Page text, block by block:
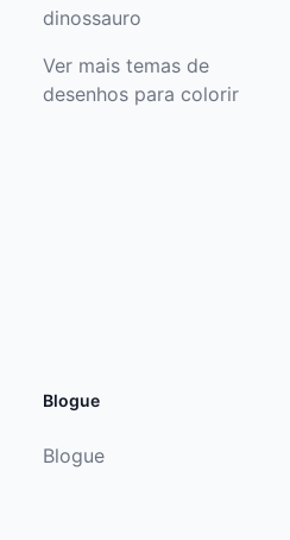
dinossauro
Ver mais temas de
desenhos para colorir
Blogue
Blogue